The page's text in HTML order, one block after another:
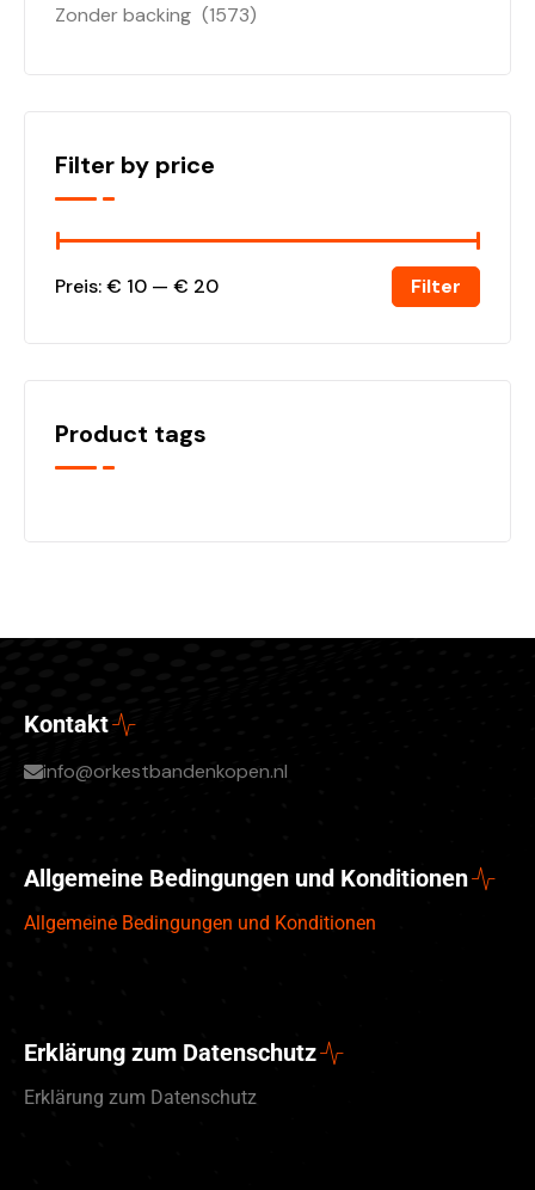
Zonder backing (1573)
Filter by price
Filter
Preis:€ 10 — € 20
Product tags
Kontakt
info@orkestbandenkopen.nl
Allgemeine Bedingungen und Konditionen
Allgemeine Bedingungen und Konditionen
Erklärung zum Datenschutz
Erklärung zum Datenschutz